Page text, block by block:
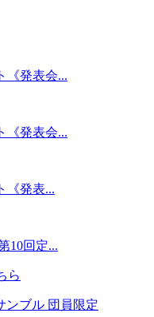
《発表会...
《発表会...
《発表...
10回定...
ら